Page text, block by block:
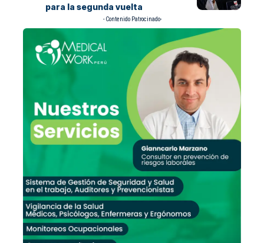
para la segunda vuelta
- Contenido Patrocinado-